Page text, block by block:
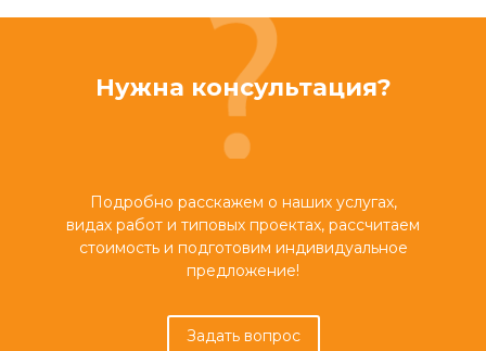
Нужна консультация?
Подробно расскажем о наших услугах,
видах работ и типовых проектах, рассчитаем
стоимость и подготовим индивидуальное
предложение!
Задать вопрос